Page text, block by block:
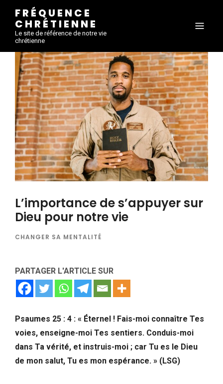
FRÉQUENCE
CHRÉTIENNE
Le site de référence de notre vie
chrétienne
L’importance de s’appuyer sur
Dieu pour notre vie
CHANGER SA MENTALITÉ
PARTAGER L'ARTICLE SUR
Psaumes 25 : 4 : « Éternel ! Fais-moi connaître Tes
voies, enseigne-moi Tes sentiers. Conduis-moi
dans Ta vérité, et instruis-moi ; car Tu es le Dieu
de mon salut, Tu es mon espérance. » (LSG)